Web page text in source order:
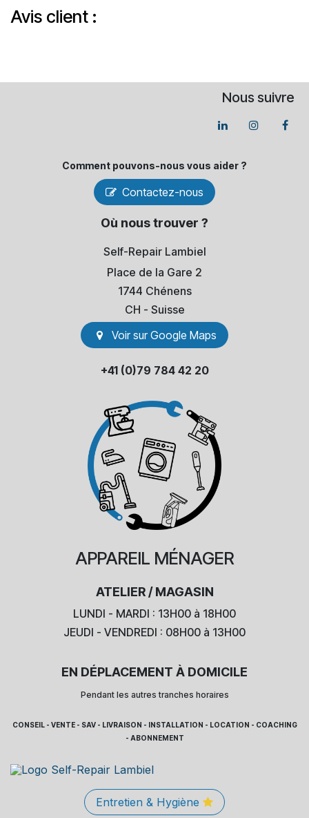
Avis client :
Nous suivre
Comment pouvons-​nous vous aider ?
Contactez-nous
Où nous trouver ?
Self-Repair Lambiel
Place de la Gare 2
1744 Chénens
​CH - Suisse
Voir sur Go​​ogle Maps
+41 (0)79 784 42 20
APPAREIL MÉNAGER
ATELIER / MAGASIN
LUNDI - MARDI : 13H00 à 18H00
JEUDI - VENDREDI : 08H00 à 13H00
EN DÉPLACEMENT À DOMICILE
Pendant les autres tranches horaires
CONSEIL - VENTE - SAV - LIVRAISON - INSTALLATION - LOCATION - COACHING
- ABONNEMENT
Entretien & Hygiène